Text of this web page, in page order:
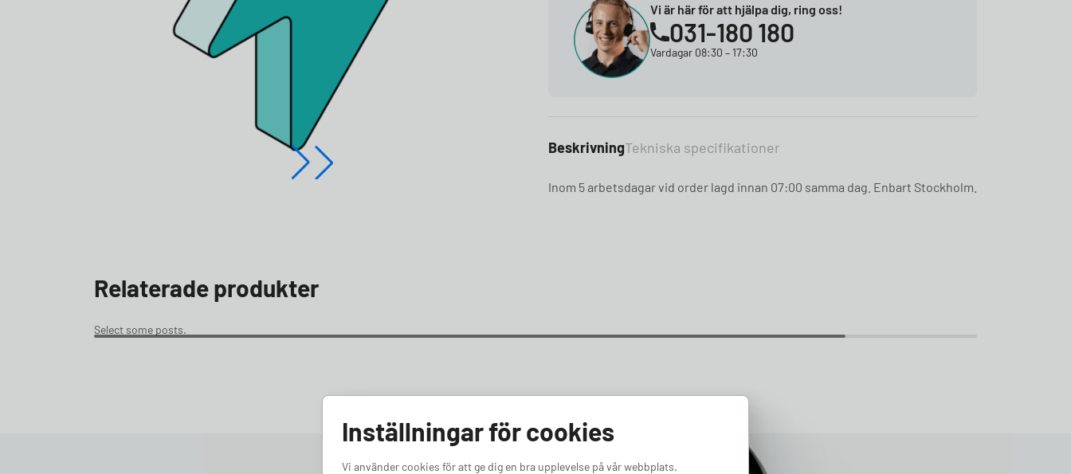
Vi är här för att hjälpa dig, ring oss!
031-180 180
Vardagar 08:30 – 17:30
BeskrivningTekniska specifikationer
Inom 5 arbetsdagar vid order lagd innan 07:00 samma dag. Enbart Stockholm.
Relaterade produkter
Select some posts.
Inställningar för cookies
Vi använder cookies för att ge dig en bra upplevelse på vår webbplats.